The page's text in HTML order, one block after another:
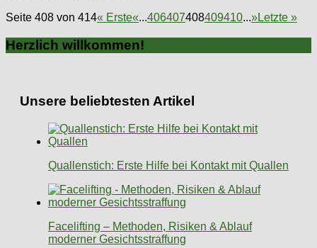
Seite 408 von 414« Erste«...406407408409410...»Letzte »
Herzlich willkommen!
Unsere beliebtesten Artikel
Quallenstich: Erste Hilfe bei Kontakt mit Quallen
Facelifting – Methoden, Risiken & Ablauf
moderner Gesichtsstraffung